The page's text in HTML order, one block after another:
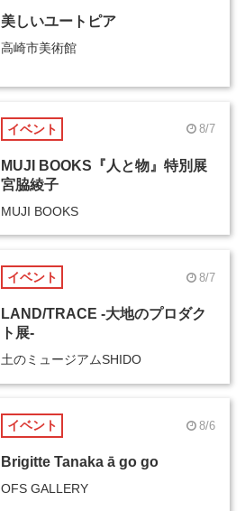
美しいユートピア
高崎市美術館
イベント 8/7
MUJI BOOKS『人と物』特別展
宮脇綾子
MUJI BOOKS
イベント 8/7
LAND/TRACE -大地のプロダク
ト展-
土のミュージアムSHIDO
イベント 8/6
Brigitte Tanaka ā go go
OFS GALLERY